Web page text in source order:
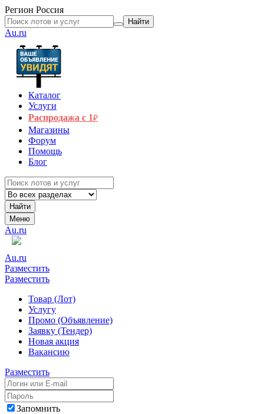
Регион Россия
Найти
Au.ru
Каталог
Услуги
Распродажа с 1₽
Магазины
Форум
Помощь
Блог
Найти
Меню
Au.ru
Au.ru
Разместить
Разместить
Товар (Лот)
Услугу
Промо (Объявление)
Заявку (Тендер)
Новая акция
Вакансию
Разместить
Запомнить